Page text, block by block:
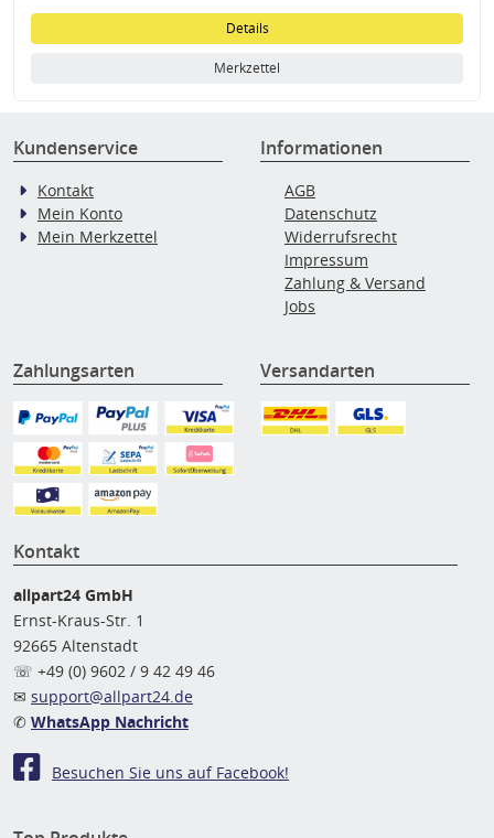
Details
Merkzettel
Kundenservice
Kontakt
Mein Konto
Mein Merkzettel
Informationen
AGB
Datenschutz
Widerrufsrecht
Impressum
Zahlung & Versand
Jobs
Zahlungsarten Versandarten
Kontakt
allpart24 GmbH
Ernst-Kraus-Str. 1
92665 Altenstadt
☏ +49 (0) 9602 / 9 42 49 46
✉ support@allpart24.de
✆ WhatsApp Nachricht
Besuchen Sie uns auf Facebook!